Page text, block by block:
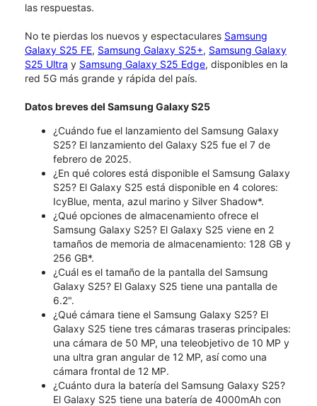
las respuestas.
No te pierdas los nuevos y espectaculares Samsung
Galaxy S25 FE, Samsung Galaxy S25+, Samsung Galaxy
S25 Ultra y Samsung Galaxy S25 Edge, disponibles en la
red 5G más grande y rápida del país.
Datos breves del Samsung Galaxy S25
¿Cuándo fue el lanzamiento del Samsung Galaxy
S25? El lanzamiento del Galaxy S25 fue el 7 de
febrero de 2025.
¿En qué colores está disponible el Samsung Galaxy
S25? El Galaxy S25 está disponible en 4 colores:
IcyBlue, menta, azul marino y Silver Shadow*.
¿Qué opciones de almacenamiento ofrece el
Samsung Galaxy S25? El Galaxy S25 viene en 2
tamaños de memoria de almacenamiento: 128 GB y
256 GB*.
¿Cuál es el tamaño de la pantalla del Samsung
Galaxy S25? El Galaxy S25 tiene una pantalla de
6.2".
¿Qué cámara tiene el Samsung Galaxy S25? El
Galaxy S25 tiene tres cámaras traseras principales:
una cámara de 50 MP, una teleobjetivo de 10 MP y
una ultra gran angular de 12 MP, así como una
cámara frontal de 12 MP.
¿Cuánto dura la batería del Samsung Galaxy S25?
El Galaxy S25 tiene una batería de 4000mAh con